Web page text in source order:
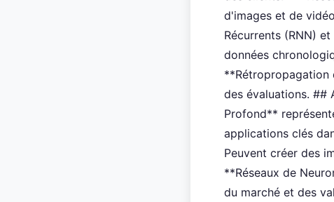
d'images et de
Récurrents (RNN)
données
**Rétropropagation
des évaluations. ##
Profond**
applications clés
Peuvent créer des
**Réseaux de
du marché et des